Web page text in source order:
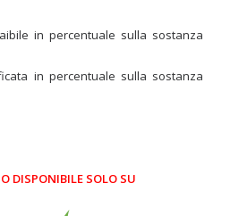
in percentuale sulla sostanza
in percentuale sulla sostanza
DISPONIBILE SOLO SU